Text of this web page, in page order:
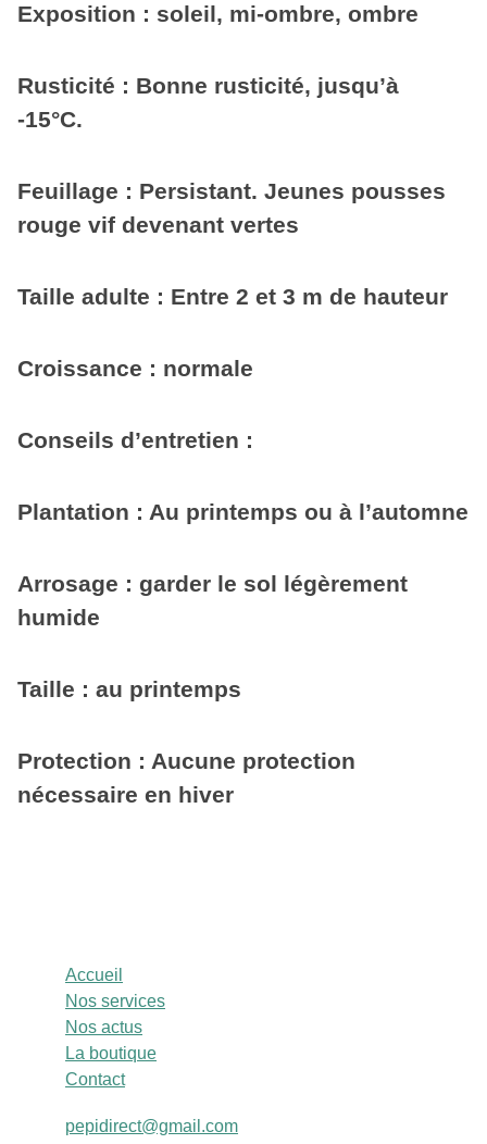
Exposition : soleil, mi-ombre, ombre
Rusticité : Bonne rusticité, jusqu’à
-15°C.
Feuillage : Persistant. Jeunes pousses
rouge vif devenant vertes
Taille adulte : Entre 2 et 3 m de hauteur
Croissance : normale
Conseils d’entretien :
Plantation : Au printemps ou à l’automne
Arrosage : garder le sol légèrement
humide
Taille : au printemps
Protection : Aucune protection
nécessaire en hiver
pepidirect@gmail.com
Accueil
Nos services
Nos actus
La boutique
Contact